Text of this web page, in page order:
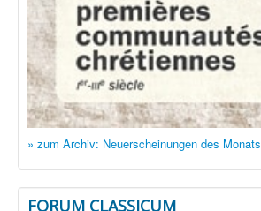
» zum Archiv: Neuerscheinungen des Monats
FORUM CLASSICUM